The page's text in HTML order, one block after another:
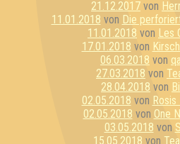
21.12.2017 von
11.01.2018 von Die
11.01.2018 von Les
17.01.2018 von
06.03.2018 von
27.03.2018 von
28.04.2018 von
02.05.2018 von Rosis
02.05.2018 von One
03.05.2018 von
15.05.2018 von